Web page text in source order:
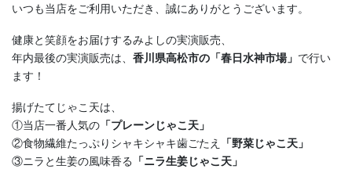
いつも当店をご利用いただき、誠にありがとうございます。
健康と笑顔をお届けするみよしの実演販売、
年内最後の実演販売は、 香川県高松市の「春日水神市場」 で行い
ます！
揚げたてじゃこ天は、
①当店一番人気の 「プレーンじゃこ天」
②食物繊維たっぷりシャキシャキ歯ごたえ
「野菜じゃこ天」
③ニラと生姜の風味香る
「ニラ生姜じゃこ天」